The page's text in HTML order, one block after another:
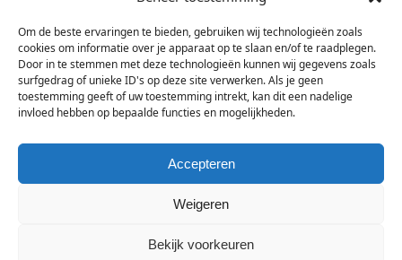
Om de beste ervaringen te bieden, gebruiken wij technologieën zoals
cookies om informatie over je apparaat op te slaan en/of te raadplegen.
Door in te stemmen met deze technologieën kunnen wij gegevens zoals
surfgedrag of unieke ID's op deze site verwerken. Als je geen
toestemming geeft of uw toestemming intrekt, kan dit een nadelige
invloed hebben op bepaalde functies en mogelijkheden.
Accepteren
Weigeren
Bekijk voorkeuren
Vul
hier
je
e-
mailadres
in
Sign Up